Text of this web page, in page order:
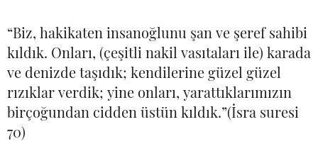
“Biz, hakikaten insanoğlunu şan ve şeref sahibi
kıldık. Onları, (çeşitli nakil vasıtaları ile) karada
ve denizde taşıdık; kendilerine güzel güzel
rızıklar verdik; yine onları, yarattıklarımızın
birçoğundan cidden üstün kıldık.”(İsra suresi
70)